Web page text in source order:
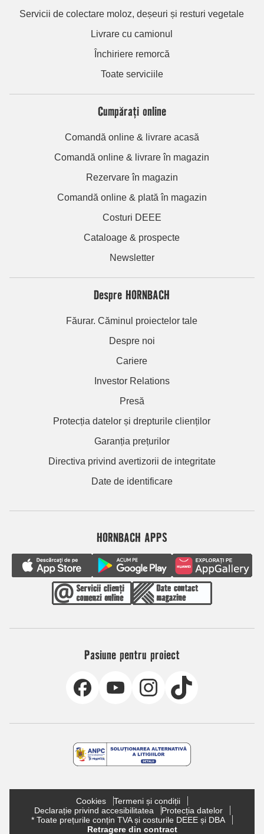
Servicii de colectare moloz, deșeuri și resturi vegetale
Livrare cu camionul
Închiriere remorcă
Toate serviciile
Cumpărați online
Comandă online & livrare acasă
Comandă online & livrare în magazin
Rezervare în magazin
Comandă online & plată în magazin
Costuri DEEE
Cataloage & prospecte
Newsletter
Despre HORNBACH
Făurar. Căminul proiectelor tale
Despre noi
Cariere
Investor Relations
Presă
Protecția datelor și drepturile clienților
Garanția prețurilor
Directiva privind avertizorii de integritate
Date de identificare
HORNBACH APPS
Pasiune pentru proiect
Cookies
Termeni și condiții
Declarație privind accesibilitatea
Protecția datelor
* Toate prețurile conțin TVA și costurile DEEE și DBA
Retragere din contract